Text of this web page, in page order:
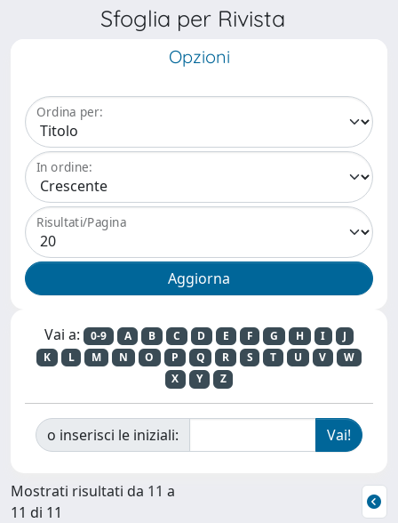
Sfoglia per Rivista
Opzioni
Ordina per:
In ordine:
Risultati/Pagina
Vai a: 0-9 A B C D E F G H I
J
K
L M N O P Q R S T U V
W
X
Y Z
o inserisci le iniziali:
Mostrati risultati da 11 a
11 di 11